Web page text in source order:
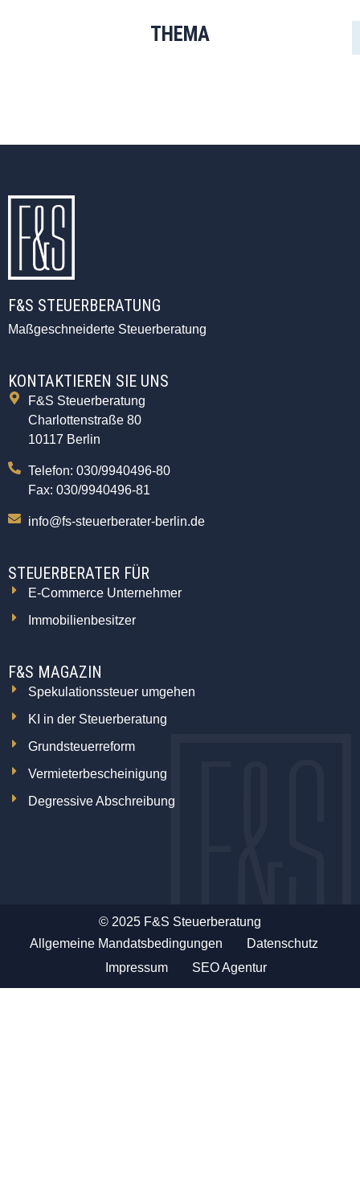
THEMA
F&S STEUERBERATUNG
Maßgeschneiderte Steuerberatung
KONTAKTIEREN SIE UNS
F&S Steuerberatung
Charlottenstraße 80
10117 Berlin
Telefon: 030/9940496-80
Fax: 030/9940496-81
info@fs-steuerberater-berlin.de
STEUERBERATER FÜR
E-Commerce Unternehmer
Immobilienbesitzer
F&S MAGAZIN
Spekulationssteuer umgehen
KI in der Steuerberatung
Grundsteuerreform
Vermieterbescheinigung
Degressive Abschreibung
© 2025 F&S Steuerberatung
Allgemeine Mandatsbedingungen
Datenschutz
Impressum
SEO Agentur